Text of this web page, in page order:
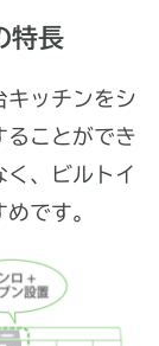
特長
キッチンをシ
ることができ
く、ビルトイ
です。